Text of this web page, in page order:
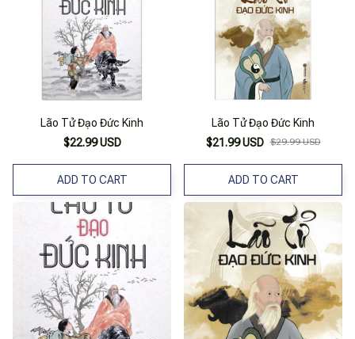
Lão Tử Đạo Đức Kinh
$22.99 USD
ADD TO CART
Lão Tử Đạo Đức Kinh
$21.99 USD $29.99 USD
ADD TO CART